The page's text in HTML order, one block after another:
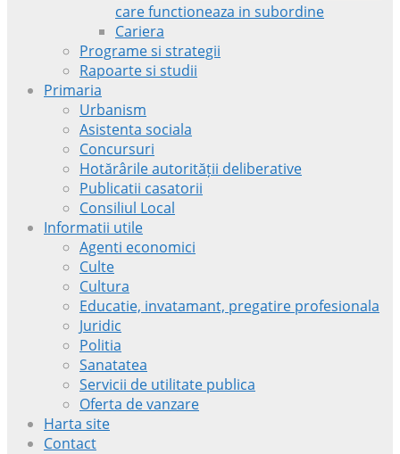
care functioneaza in subordine
Cariera
Programe si strategii
Rapoarte si studii
Primaria
Urbanism
Asistenta sociala
Concursuri
Hotărârile autorității deliberative
Publicatii casatorii
Consiliul Local
Informatii utile
Agenti economici
Culte
Cultura
Educatie, invatamant, pregatire profesionala
Juridic
Politia
Sanatatea
Servicii de utilitate publica
Oferta de vanzare
Harta site
Contact